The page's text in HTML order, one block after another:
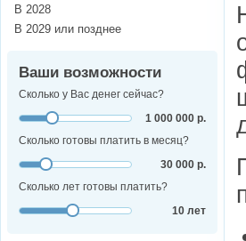
В 2028
В 2029 или позднее
Ваши возможности
Сколько у Вас денег сейчас?
1 000 000 р.
Сколько готовы платить в месяц?
30 000 р.
Сколько лет готовы платить?
10 лет